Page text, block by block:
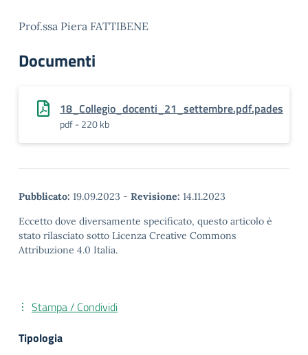
Prof.ssa Piera FATTIBENE
Documenti
18_Collegio_docenti_21_settembre.pdf.pades
pdf - 220 kb
Pubblicato: 19.09.2023 - Revisione: 14.11.2023
Eccetto dove diversamente specificato, questo articolo è
stato rilasciato sotto Licenza Creative Commons
Attribuzione 4.0 Italia.
Stampa / Condividi
Tipologia